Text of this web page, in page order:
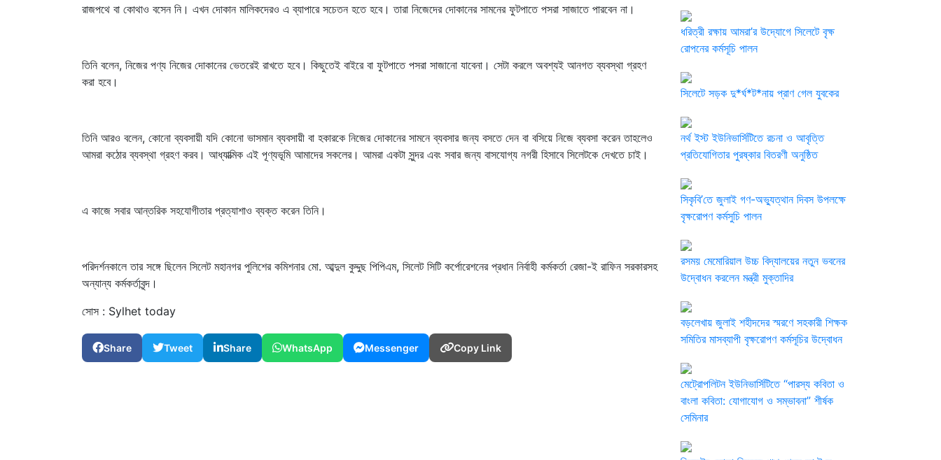
রাজপথে বা কোথাও বসেন নি। এখন দোকান মালিকদেরও এ ব্যাপারে সচেতন হতে হবে। তারা নিজেদের দোকানের সামনের ফুটপাতে পসরা সাজাতে পারবেন না।
তিনি বলেন, নিজের পণ্য নিজের দোকানের ভেতরেই রাখতে হবে। কিছুতেই বাইরে বা ফুটপাতে পসরা সাজানো যাবেনা। সেটা করলে অবশ্যই আনগত ব্যবস্থা গ্রহণ
করা হবে।
তিনি আরও বলেন, কোনো ব্যবসায়ী যদি কোনো ভাসমান ব্যবসায়ী বা হকারকে নিজের দোকানের সামনে ব্যবসার জন্য বসতে দেন বা বসিয়ে নিজে ব্যবসা করেন তাহলেও
আমরা কঠোর ব্যবস্থা গ্রহণ করব। আধ্যাত্মিক এই পূণ্যভূমি আমাদের সকলের। আমরা একটা সুন্দর এবং সবার জন্য বাসযোগ্য নগরী হিসাবে সিলেটকে দেখতে চাই।
এ কাজে সবার আন্তরিক সহযোগীতার প্রত্যাশাও ব্যক্ত করেন তিনি।
পরিদর্শনকালে তার সঙ্গে ছিলেন সিলেট মহানগর পুলিশের কমিশনার মো. আব্দুল কুদ্দুছ পিপিএম, সিলেট সিটি কর্পোরেশনের প্রধান নির্বাহী কর্মকর্তা রেজা-ই রাফিন সরকারসহ
অন্যান্য কর্মকর্তাবৃন্দ।
সোস : Sylhet today
Share Tweet Share WhatsApp Messenger Copy Link
ধরিত্রী রক্ষায় আমরা’র উদ্যোগে সিলেটে বৃক্ষ
রোপনের কর্মসূচি পালন
সিলেটে সড়ক দু*র্ঘ*ট*নায় প্রাণ গেল যুবকের
নর্থ ইস্ট ইউনিভার্সিটিতে রচনা ও আবৃত্তি
প্রতিযোগিতার পুরষ্কার বিতরণী অনুষ্ঠিত
সিকৃবি’তে জুলাই গণ-অভ্যুত্থান দিবস উপলক্ষে
বৃক্ষরোপণ কর্মসুচি পালন
রসময় মেমোরিয়াল উচ্চ বিদ্যালয়ের নতুন ভবনের
উদ্বোধন করলেন মন্ত্রী মুক্তাদির
বড়লেখায় জুলাই শহীদদের স্মরণে সহকারী শিক্ষক
সমিতির মাসব্যাপী বৃক্ষরোপণ কর্মসূচির উদ্বোধন
মেট্রোপলিটন ইউনিভার্সিটিতে “পারস্য কবিতা ও
বাংলা কবিতা: যোগাযোগ ও সম্ভাবনা” শীর্ষক
সেমিনার